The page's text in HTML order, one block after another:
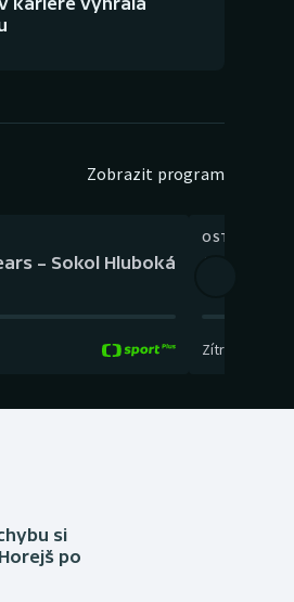
Zobrazit program
– Sokol Hluboká
OSTATNÍ
Zítra
si
po